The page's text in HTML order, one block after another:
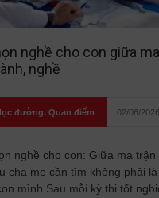
nghề cho con giữa
nghề
đường, Quan điểm 02/08/2026
nghề cho con: Giữa ma trận
cha mẹ cần tìm không phải
mình Sau mỗi kỳ thi tốt